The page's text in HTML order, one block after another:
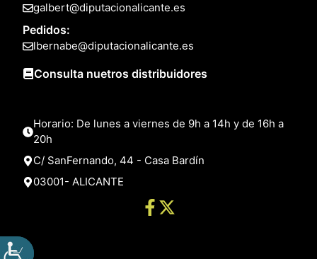
galbert@diputacionalicante.es
Pedidos:
lbernabe@diputacionalicante.es
Consulta nuetros distribuidores
Horario: De lunes a viernes de 9h a 14h y de 16h a
20h
C/ SanFernando, 44 - Casa Bardín
03001- ALICANTE